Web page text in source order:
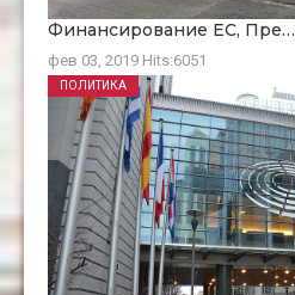
Финансирование ЕC, Пре…
фев 03, 2019 Hits:6051
ПОЛИТИКА